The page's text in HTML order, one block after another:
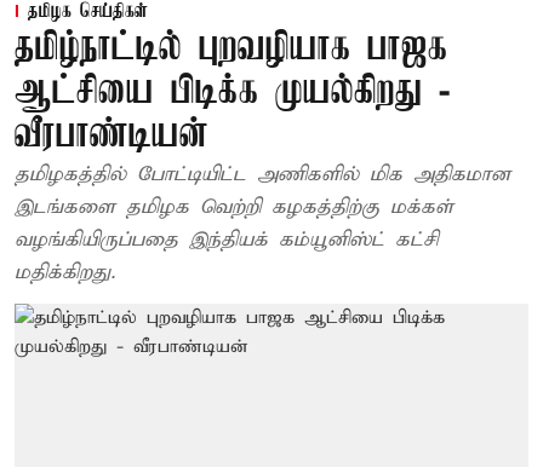
தமிழக செய்திகள்
தமிழ்நாட்டில் புறவழியாக பாஜக
ஆட்சியை பிடிக்க முயல்கிறது -
வீரபாண்டியன்
தமிழகத்தில் போட்டியிட்ட அணிகளில் மிக அதிகமான
இடங்களை தமிழக வெற்றி கழகத்திற்கு மக்கள்
வழங்கியிருப்பதை இந்தியக் கம்யூனிஸ்ட் கட்சி
மதிக்கிறது.